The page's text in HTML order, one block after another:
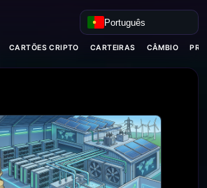
Português
CARTÕES CRIPTO CARTEIRAS CÂMBIO